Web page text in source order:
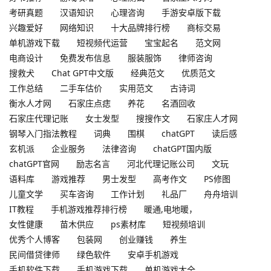
考研真题
汉语知识 心理咨询
手游安卓版下载
兴趣爱好
网络知识 十大品牌排行榜
商标交易
单机游戏下载
短视频代运营 宝宝起名
范文网
电商设计
免费发布信息 服装服饰
律师咨询
搜救犬
Chat GPT中文版 经典范文
优质范文
工作总结
二手车估价 实用范文
古诗词
衡水人才网
石家庄点痣 养花
名酒回收
石家庄代理记账
女士发型 搜搜作文
石家庄人才网
钢琴入门指法教程
词典 围棋 chatGPT
读后感
玄机派
企业服务 法律咨询
chatGPT国内版
chatGPT官网
励志名言 河北代理记账公司
文玩
语料库
游戏推荐 男士发型 高考作文
PS修图
儿童文学
买车咨询 工作计划 礼品厂
舟舟培训
IT教程
手机游戏推荐排行榜
暖通,电地暖，
女性健康
苗木供应 ps素材库
短视频培训
优秀个人博客
包装网 创业赚钱
养生
民间借贷律师
绿色软件
安卓手机游戏